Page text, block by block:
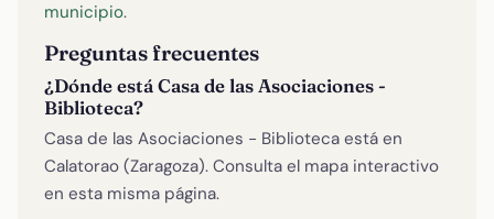
municipio.
Preguntas frecuentes
¿Dónde está Casa de las Asociaciones -
Biblioteca?
Casa de las Asociaciones - Biblioteca está en
Calatorao (Zaragoza). Consulta el mapa interactivo
en esta misma página.